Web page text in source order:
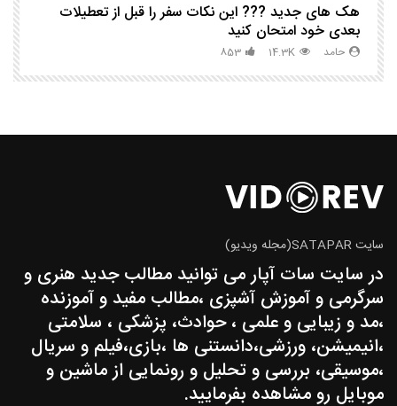
هک های جدید ??️? این نکات سفر را قبل از تعطیلات
بعدی خود امتحان کنید
حامد 14.3K
853
سایت SATAPAR(مجله ویدیو)
در سایت سات آپار می توانید مطالب جدید هنری و
سرگرمی و آموزش آشپزی ،مطالب مفید و آموزنده
،مد و زیبایی و علمی ، حوادث، پزشکی ، سلامتی
،انیمیشن، ورزشی،دانستنی ها ،بازی،فیلم و سریال
،موسیقی، بررسی و تحلیل و رونمایی از ماشین و
موبایل رو مشاهده بفرمایید.